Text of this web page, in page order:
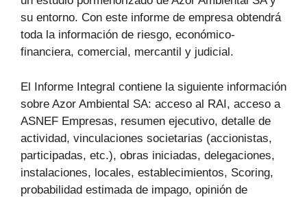
su entorno. Con este informe de empresa obtendrá
toda la información de riesgo, económico-
financiera, comercial, mercantil y judicial.
El Informe Integral contiene la siguiente información
sobre Azor Ambiental SA: acceso al RAI, acceso a
ASNEF Empresas, resumen ejecutivo, detalle de
actividad, vinculaciones societarias (accionistas,
participadas, etc.), obras iniciadas, delegaciones,
instalaciones, locales, establecimientos, Scoring,
probabilidad estimada de impago, opinión de